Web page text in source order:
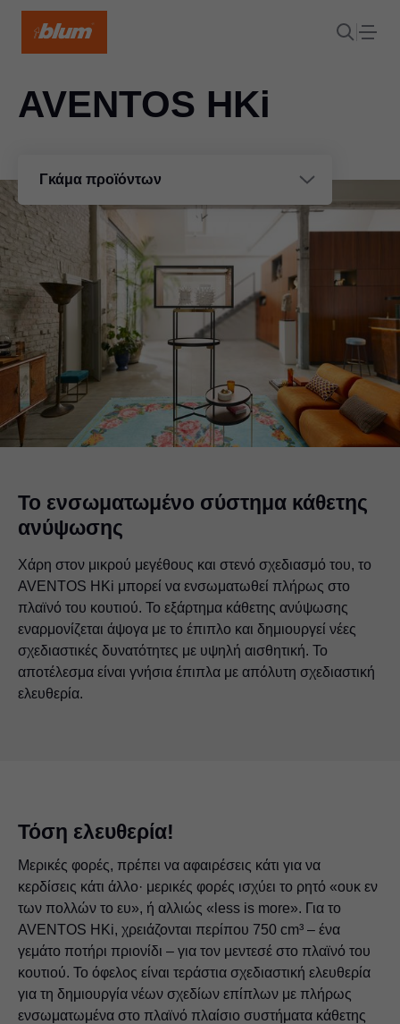
Γκάμα προϊόντων
AVENTOS HKi
Το ενσωματωμένο σύστημα κάθετης
ανύψωσης
Χάρη στον μικρού μεγέθους και στενό σχεδιασμό του, το
AVENTOS HKi μπορεί να ενσωματωθεί πλήρως στο
πλαϊνό του κουτιού. Το εξάρτημα κάθετης ανύψωσης
εναρμονίζεται άψογα με το έπιπλο και δημιουργεί νέες
σχεδιαστικές δυνατότητες με υψηλή αισθητική. Το
αποτέλεσμα είναι γνήσια έπιπλα με απόλυτη σχεδιαστική
ελευθερία.
Τόση ελευθερία!
Μερικές φορές, πρέπει να αφαιρέσεις κάτι για να
κερδίσεις κάτι άλλο· μερικές φορές ισχύει το ρητό «ουκ εν
των πολλών το ευ», ή αλλιώς «less is more». Για το
AVENTOS HKi, χρειάζονται περίπου 750 cm³ – ένα
γεμάτο ποτήρι πριονίδι – για τον μεντεσέ στο πλαϊνό του
κουτιού. Το όφελος είναι τεράστια σχεδιαστική ελευθερία
για τη δημιουργία νέων σχεδίων επίπλων με πλήρως
ενσωματωμένα στο πλαϊνό πλαίσιο συστήματα κάθετης